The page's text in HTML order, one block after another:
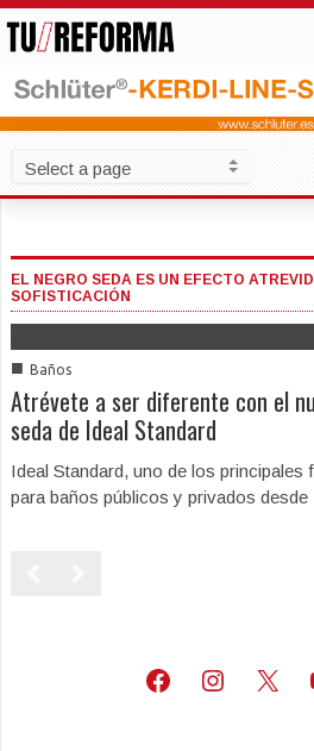
EL NEGRO SEDA ES UN EFECTO
SOFISTICACIÓN
■ Baños
Atrévete a ser diferente con el
seda de Ideal Standard
Ideal Standard, uno de los principales
para baños públicos y privados
Facebook
X